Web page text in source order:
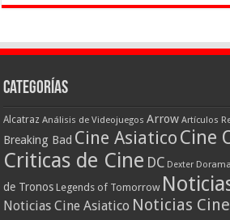
Categorías
Alcatraz Análisis de Videojuegos Arrow Artículos
Breaking Bad Cine AsiaticoCine
Criticas de Cine DC Dexter
de Tronos Legends of Tomorrow
Noticias Cine Asiatico Noticias